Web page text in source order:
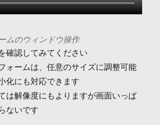
ムのウィンドウ操作
確認してみてください
ォームは、任意のサイズに調整可能
化にも対応できます
は解像度にもよりますが画面いっぱ
ないです